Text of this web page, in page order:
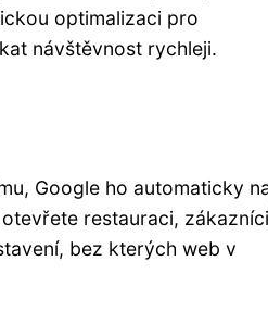
optimalizaci pro
návštěvnost rychleji.
Google ho automaticky
restauraci, zákazníci
bez kterých web v